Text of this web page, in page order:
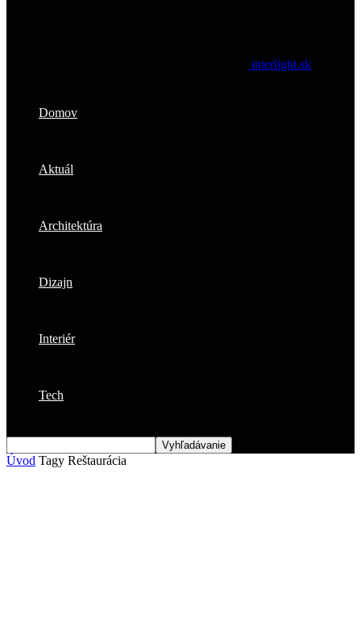
interlight.sk
Domov
Aktuál
Architektúra
Dizajn
Interiér
Tech
Úvod Tagy Reštaurácia